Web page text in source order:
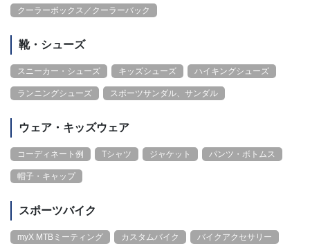
クーラーボックス／クーラーバック
靴・シューズ
スニーカー・シューズ キッズシューズ ハイキングシューズ
ランニングシューズ スポーツサンダル、サンダル
ウェア・キッズウェア
コーディネート例 Tシャツ ジャケット パンツ・ボトムス
帽子・キャップ
スポーツバイク
myX MTBミーティング カスタムバイク バイクアクセサリー